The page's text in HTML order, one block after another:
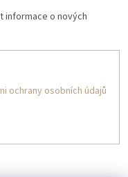
informace o nových
ochrany osobních údajů